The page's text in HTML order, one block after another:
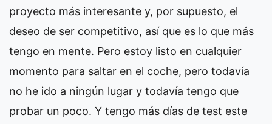
proyecto más interesante y, por supuesto, el
deseo de ser competitivo, así que es lo que más
tengo en mente. Pero estoy listo en cualquier
momento para saltar en el coche, pero todavía
no he ido a ningún lugar y todavía tengo que
probar un poco. Y tengo más días de test este